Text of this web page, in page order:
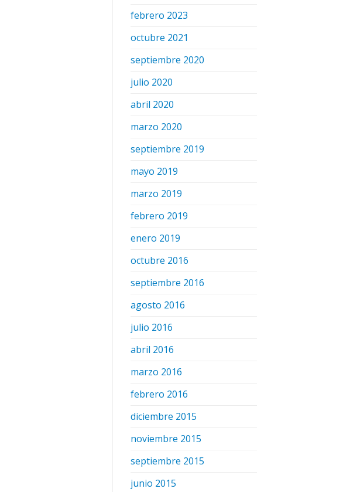
febrero 2023
octubre 2021
septiembre 2020
julio 2020
abril 2020
marzo 2020
septiembre 2019
mayo 2019
marzo 2019
febrero 2019
enero 2019
octubre 2016
septiembre 2016
agosto 2016
julio 2016
abril 2016
marzo 2016
febrero 2016
diciembre 2015
noviembre 2015
septiembre 2015
junio 2015